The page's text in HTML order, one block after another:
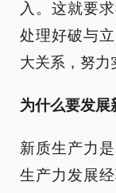
入。这就要
处理好破与
大关系，努力
为什么要发展
新质生产力
生产力发展